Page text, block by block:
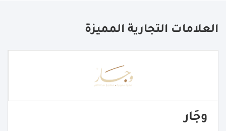
العلامات التجارية المميزة
وجَار